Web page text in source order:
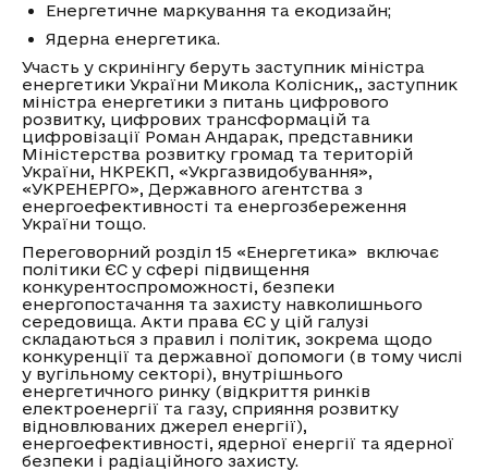
Енергетичне маркування та екодизайн;
Ядерна енергетика.
Участь у скринінгу беруть заступник міністра
енергетики України Микола Колісник,, заступник
міністра енергетики з питань цифрового
розвитку, цифрових трансформацій та
цифровізації Роман Андарак, представники
Міністерства розвитку громад та територій
України, НКРЕКП, «Укргазвидобування»,
«УКРЕНЕРГО», Державного агентства з
енергоефективності та енергозбереження
України тощо.
Переговорний розділ 15 «Енергетика» включає
політики ЄС у сфері підвищення
конкурентоспроможності, безпеки
енергопостачання та захисту навколишнього
середовища. Акти права ЄС у цій галузі
складаються з правил і політик, зокрема щодо
конкуренції та державної допомоги (в тому числі
у вугільному секторі), внутрішнього
енергетичного ринку (відкриття ринків
електроенергії та газу, сприяння розвитку
відновлюваних джерел енергії),
енергоефективності, ядерної енергії та ядерної
безпеки і радіаційного захисту.